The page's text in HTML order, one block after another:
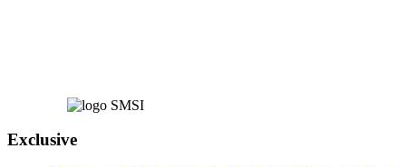
Exclusive